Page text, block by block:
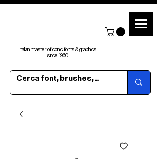
Italian master of iconic fonts & graphics
since 1960